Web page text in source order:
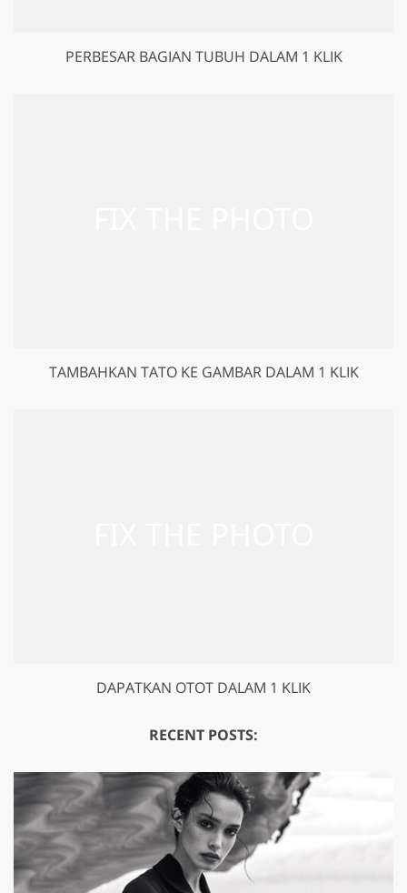
PERBESAR BAGIAN TUBUH DALAM 1 KLIK
TAMBAHKAN TATO KE GAMBAR DALAM 1 KLIK
DAPATKAN OTOT DALAM 1 KLIK
RECENT POSTS: